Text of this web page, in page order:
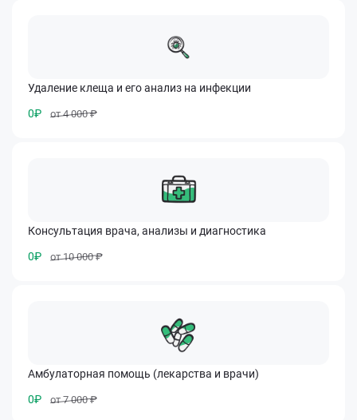
Удаление клеща и его анализ на инфекции
0₽
от 4 000 ₽
Консультация врача, анализы и диагностика
0₽
от 10 000 ₽
Амбулаторная помощь (лекарства и врачи)
0₽
от 7 000 ₽